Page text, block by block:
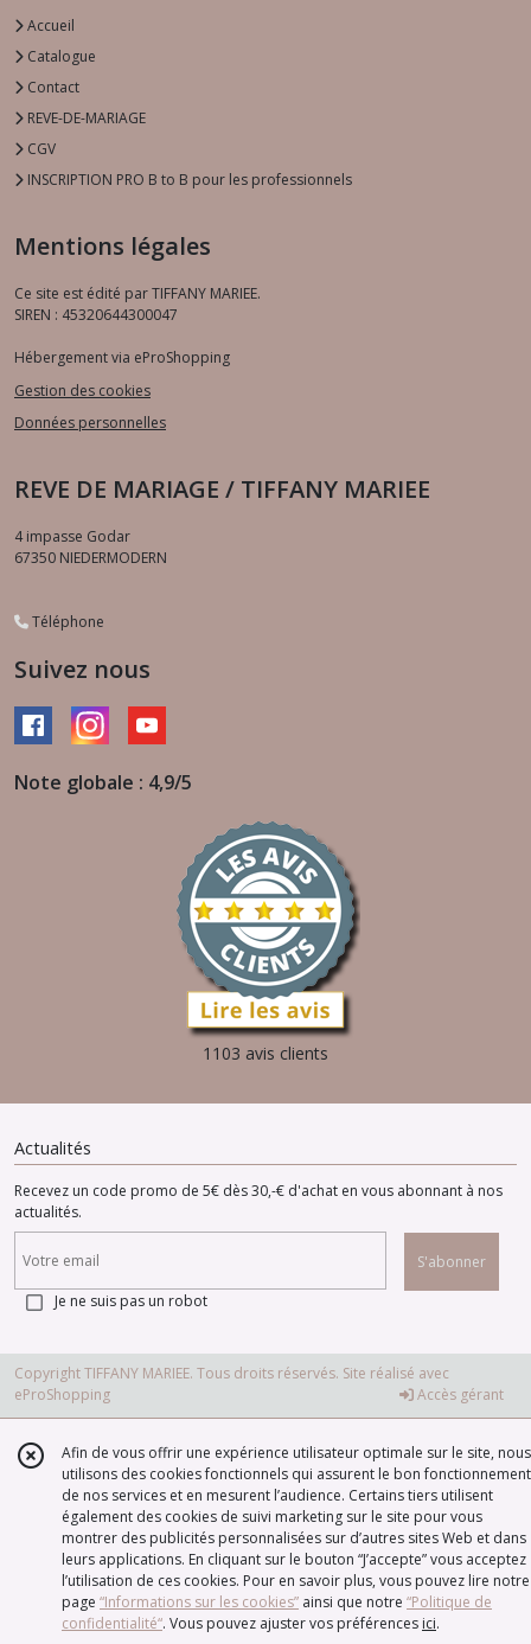
Accueil
Catalogue
Contact
REVE-DE-MARIAGE
CGV
INSCRIPTION PRO B to B pour les professionnels
Mentions légales
Ce site est édité par TIFFANY MARIEE.
SIREN : 45320644300047
Hébergement via eProShopping
Gestion des cookies
Données personnelles
REVE DE MARIAGE / TIFFANY MARIEE
4 impasse Godar
67350 NIEDERMODERN
Téléphone
Suivez nous
Note globale : 4,9/5
1103 avis clients
Actualités
Recevez un code promo de 5€ dès 30,-€ d'achat en vous abonnant à nos
actualités.
S'abonner
Je ne suis pas un robot
Copyright TIFFANY MARIEE. Tous droits réservés. Site réalisé avec
eProShopping
Accès gérant
Afin de vous offrir une expérience utilisateur optimale sur le site, nous
utilisons des cookies fonctionnels qui assurent le bon fonctionnement
de nos services et en mesurent l’audience. Certains tiers utilisent
également des cookies de suivi marketing sur le site pour vous
montrer des publicités personnalisées sur d’autres sites Web et dans
leurs applications. En cliquant sur le bouton “J’accepte” vous acceptez
l’utilisation de ces cookies. Pour en savoir plus, vous pouvez lire notre
page “Informations sur les cookies” ainsi que notre “Politique de
confidentialité“. Vous pouvez ajuster vos préférences ici.